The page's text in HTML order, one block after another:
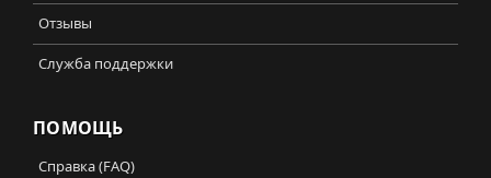
Отзывы
Служба поддержки
ПОМОЩЬ
Справка (FAQ)